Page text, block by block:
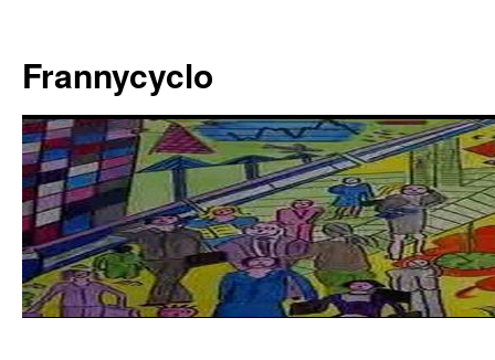
contenu
Frannycyclo